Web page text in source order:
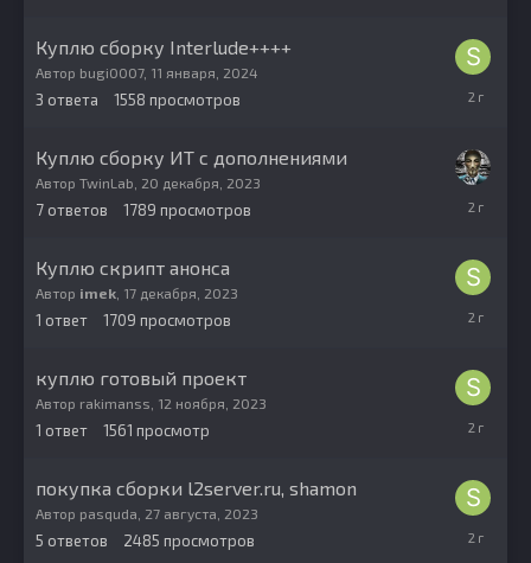
Куплю сборку Interlude++++
Автор bugi0007, 11 января, 2024
3 ответа 1558 просмотров
января,
Куплю сборку ИТ с дополнениями
Автор TwinLab 20 декабря, 2023
7 ответов 1789 просмотров
декабря,
Куплю скрипт анонса
Автор imek 17 декабря, 2023
1 ответ 1709 просмотров
декабря,
куплю готовый проект
Автор rakimanss 12 ноября, 2023
1 ответ 1561 просмотр
ноября,
покупка сборки l2server.ru, shamon
Автор pasquda 27 августа, 2023
5 ответов 2485 просмотров
ноября,